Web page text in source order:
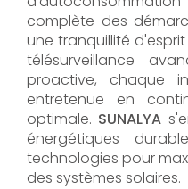
complète des
une tranquillité
télésurveillance
proactive, chaque
entretenue en
optimale. SUNALYA
énergétiques
technologies pour
des systèmes solaires.